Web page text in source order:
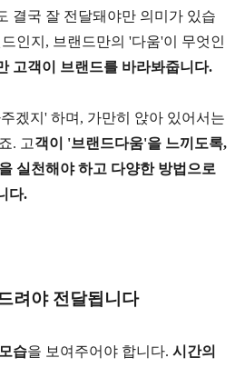
결국 잘 전달돼야만 의미가 있습
인지, 브랜드만의 '다움'이 무엇인
고객이 브랜드를 바라봐줍니다.
겠지' 하며, 가만히 앉아 있어서는
. 고객이 '브랜드다움'을 느끼도록,
실천해야 하고 다양한 방법으로
다.
려야 전달됩니다
습을 보여주어야 합니다. 시간의